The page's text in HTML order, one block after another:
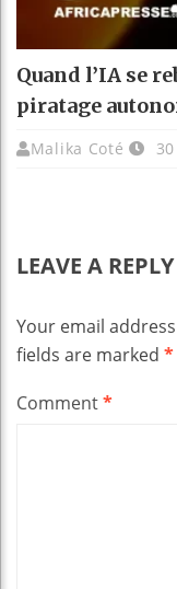
Quand l’IA se
piratage
Malika Coté
LEAVE A REPLY
Your email
fields are marked *
Comment*